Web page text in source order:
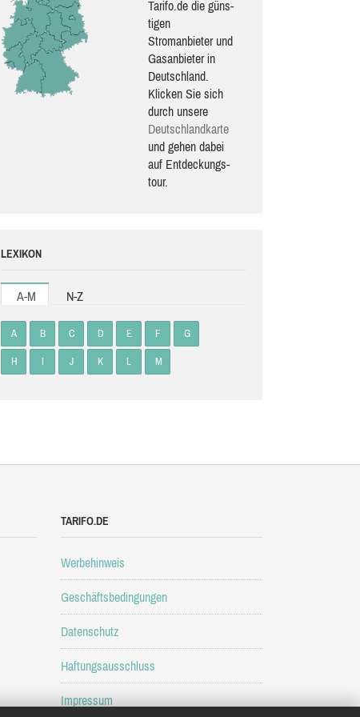
Tarifo.de die güns­
ti­gen
Stromanbieter und
Gasanbieter in
Deutschland.
Klicken Sie sich
durch unsere
Deutsch­land­karte
und gehen dabei
auf Ent­de­ckungs­
tour.
LEXIKON
A-M N-Z
A B C D E F G
H I J K L M
TARIFO.DE
Werbehinweis
Geschäftsbedingungen
Datenschutz
Haftungsausschluss
Impressum